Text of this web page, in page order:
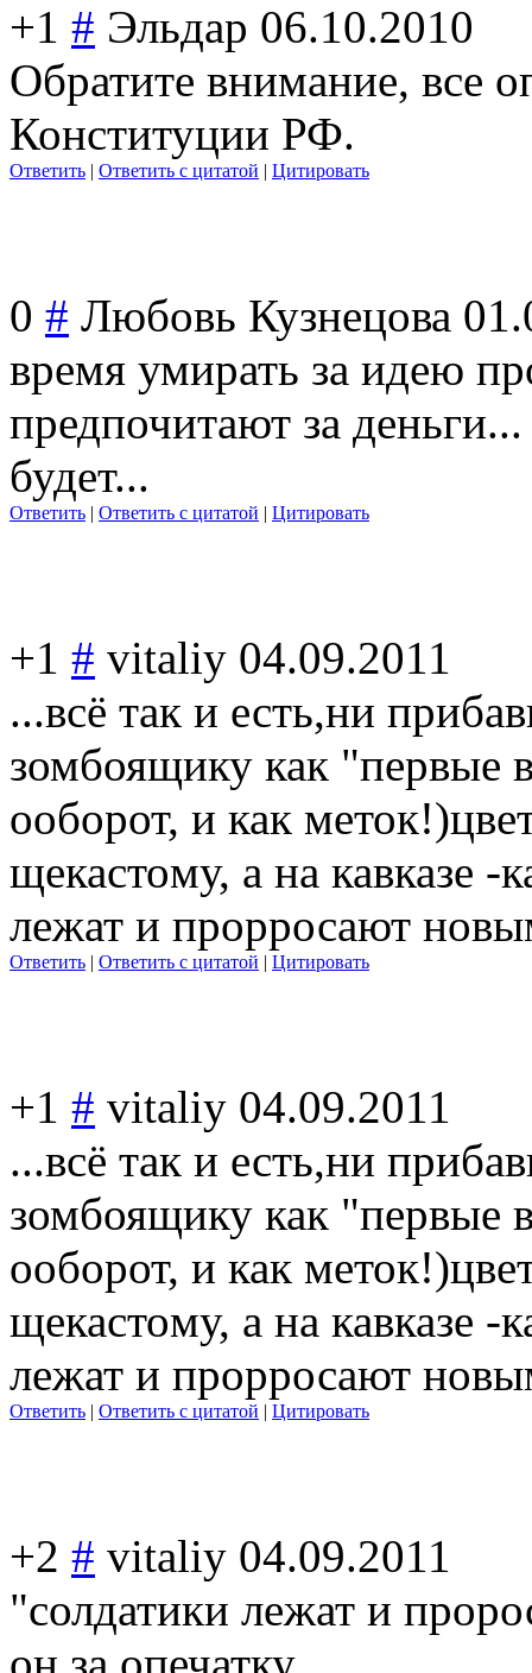
+1 # Эльдар 06.10.2010
Обратите внимание, все
Конституции РФ.
Ответить | Ответить с цитатой | Цитировать
0 # Любовь Кузнецова
время умирать за идею
предпочитают за
будет...
Ответить | Ответить с цитатой | Цитировать
+1 # vitaliy 04.09.2011
...всё так и есть,ни
зомбоящику как "первые
ооборот, и как
щекастому, а на кавказе -
лежат и прорросают
Ответить | Ответить с цитатой | Цитировать
+1 # vitaliy 04.09.2011
...всё так и есть,ни
зомбоящику как "первые
ооборот, и как
щекастому, а на кавказе -
лежат и прорросают
Ответить | Ответить с цитатой | Цитировать
+2 # vitaliy 04.09.2011
"солдатики лежат и